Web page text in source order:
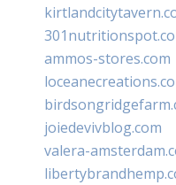
ammos-stores.com
joiedevivblog.com
valera-